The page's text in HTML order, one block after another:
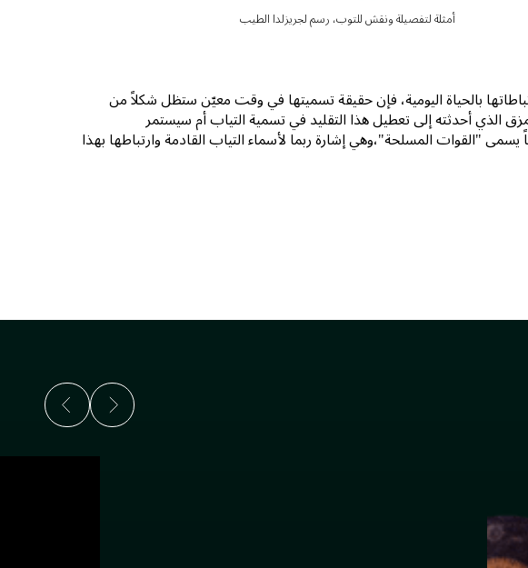
أمثلة لتفصيلة ونقش للتوب، رسم لجريزلدا الطيب
بالحياة اليومية، فإن حقيقة تسميتها في وقت معيّن ستظل شكلاً من
أحدثته إلى تعطيل هذا التقليد في تسمية التياب أم سيستمر
"القوات المسلحة"،وهي إشارة ربما لأسماء التياب القادمة وارتباطها بهذا